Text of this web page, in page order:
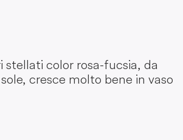
color rosa-fucsia, da
cresce molto bene in vaso